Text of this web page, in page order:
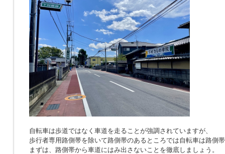
自転車は歩道ではなく車道を走ることが強調されていますが、
歩行者専用路側帯を除いて路側帯のあるところでは自転車は路側
まずは、路側帯から車道にはみ出さないことを徹底しましょう。